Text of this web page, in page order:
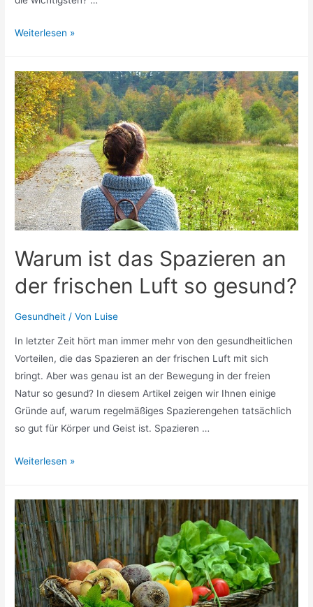
Welche
wichtigsten
Nahrungsergänzungsmittel?
Weiterlesen »
Warum ist das Spazieren an
der frischen Luft so gesund?
Gesundheit / Von Luise
In letzter Zeit hört man immer mehr von den gesundheitlichen
Vorteilen, die das Spazieren an der frischen Luft mit sich
bringt. Aber was genau ist an der Bewegung in der freien
Natur so gesund? In diesem Artikel zeigen wir Ihnen einige
Gründe auf, warum regelmäßiges Spazierengehen tatsächlich
so gut für Körper und Geist ist. Spazieren …
Warum
Spazieren
an
der
frischen
Luft
so
Weiterlesen »